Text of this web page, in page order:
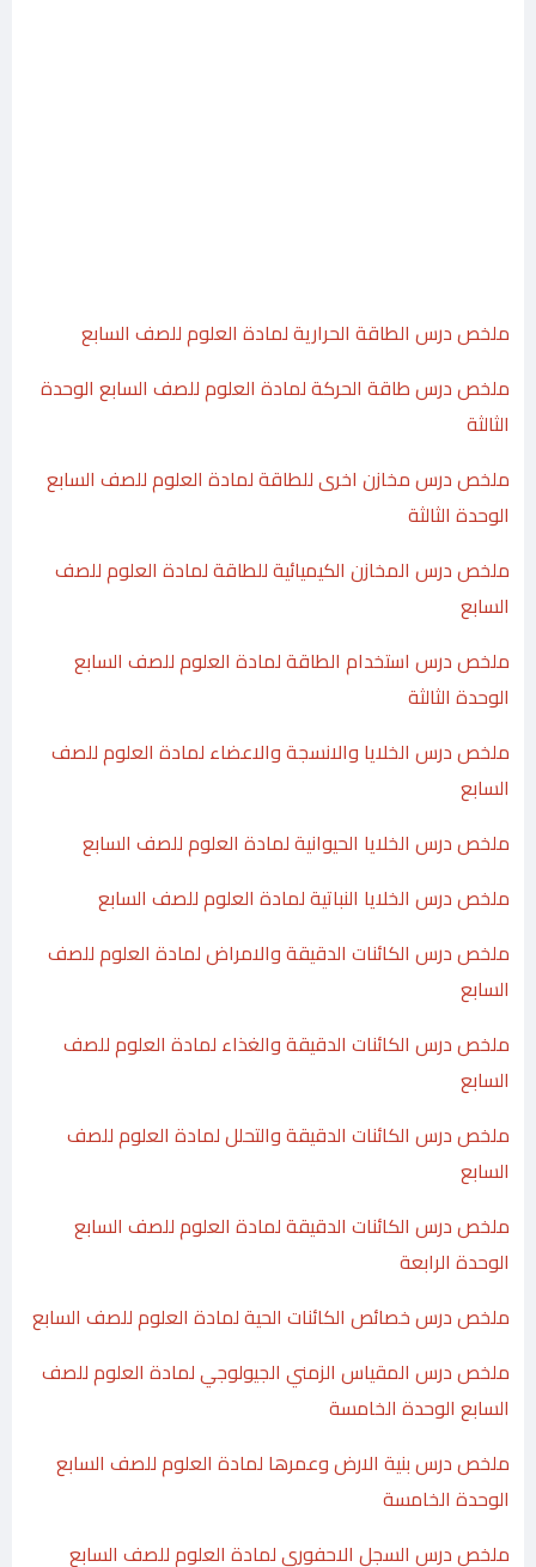
ملخص درس الطاقة الحرارية لمادة العلوم للصف السابع
ملخص درس طاقة الحركة لمادة العلوم للصف السابع الوحدة
الثالثة
ملخص درس مخازن اخرى للطاقة لمادة العلوم للصف السابع
الوحدة الثالثة
ملخص درس المخازن الكيميائية للطاقة لمادة العلوم للصف
السابع
ملخص درس استخدام الطاقة لمادة العلوم للصف السابع
الوحدة الثالثة
ملخص درس الخلايا والانسجة والاعضاء لمادة العلوم للصف
السابع
ملخص درس الخلايا الحيوانية لمادة العلوم للصف السابع
ملخص درس الخلايا النباتية لمادة العلوم للصف السابع
ملخص درس الكائنات الدقيقة والامراض لمادة العلوم للصف
السابع
ملخص درس الكائنات الدقيقة والغذاء لمادة العلوم للصف
السابع
ملخص درس الكائنات الدقيقة والتحلل لمادة العلوم للصف
السابع
ملخص درس الكائنات الدقيقة لمادة العلوم للصف السابع
الوحدة الرابعة
ملخص درس خصائص الكائنات الحية لمادة العلوم للصف السابع
ملخص درس المقياس الزمني الجيولوجي لمادة العلوم للصف
السابع الوحدة الخامسة
ملخص درس بنية الارض وعمرها لمادة العلوم للصف السابع
الوحدة الخامسة
ملخص درس السجل الاحفوري لمادة العلوم للصف السابع